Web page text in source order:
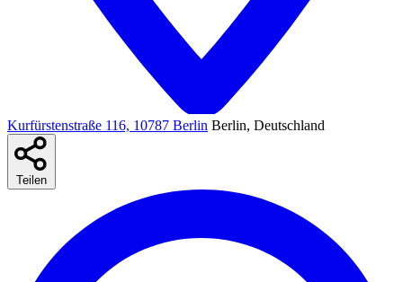
Kurfürstenstraße 116, 10787 Berlin Berlin, Deutschland
Teilen